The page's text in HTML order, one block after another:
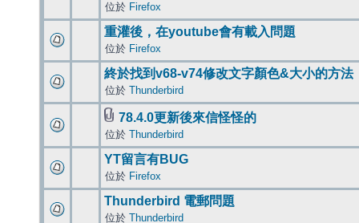
位於 Firefox
重灌後，在youtube會有載入問題
位於 Firefox
終於找到v68-v74修改文字顏色&大小的方法
位於 Thunderbird
78.4.0更新後來信怪怪的
位於 Thunderbird
YT留言有BUG
位於 Firefox
Thunderbird 電郵問題
位於 Thunderbird